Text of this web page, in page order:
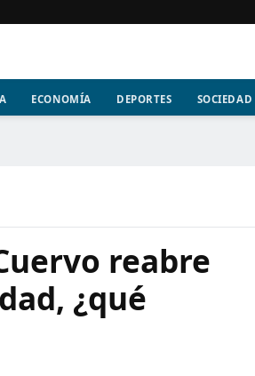
ECONOMÍA DEPORTES SOCIEDAD
reabre
¿qué